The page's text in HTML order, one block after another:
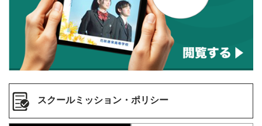
スクールミッション・ポリシー